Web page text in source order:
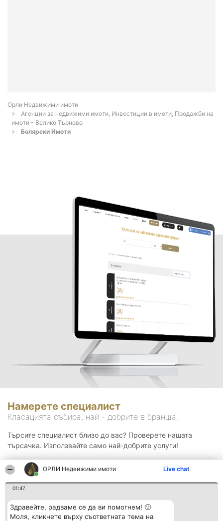
ОРЛИ Недвижими имоти Live chat
01:47
Здравейте, радваме се да ви помогнем! 🙂
Моля, кликнете върху съответната тема на
Орли Недвижими имоти
Агенции за недвижими имоти, Инвестиции в имоти, Продажби на
имоти - Велико Търново
Болярски Имоти
Намерете специалист
Класацията събира, най - добрите в бранша.
Търсите специалист близо до вас? Проверете нашата
търсачка. Използвайте само най-добрите услуги!